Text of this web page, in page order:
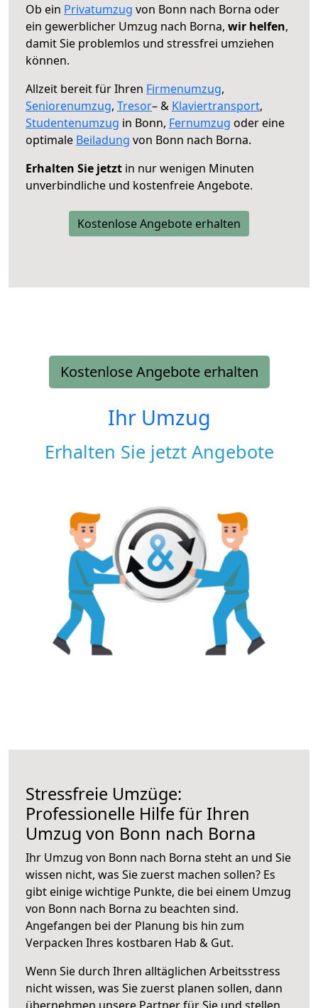
Ob ein Privatumzug von Bonn nach Borna oder
ein gewerblicher Umzug nach Borna, wir helfen,
damit Sie problemlos und stressfrei umziehen
können.
Allzeit bereit für Ihren Firmenumzug,
Seniorenumzug, Tresor– & Klaviertransport,
Studentenumzug in Bonn, Fernumzug oder eine
optimale Beiladung von Bonn nach Borna.
Erhalten Sie jetzt in nur wenigen Minuten
unverbindliche und kostenfreie Angebote.
Kostenlose Angebote erhalten
Kostenlose Angebote erhalten
Ihr Umzug
Erhalten Sie jetzt Angebote
Stressfreie Umzüge:
Professionelle Hilfe für Ihren
Umzug von Bonn nach Borna
Ihr Umzug von Bonn nach Borna steht an und Sie
wissen nicht, was Sie zuerst machen sollen? Es
gibt einige wichtige Punkte, die bei einem Umzug
von Bonn nach Borna zu beachten sind.
Angefangen bei der Planung bis hin zum
Verpacken Ihres kostbaren Hab & Gut.
Wenn Sie durch Ihren alltäglichen Arbeitsstress
nicht wissen, was Sie zuerst planen sollen, dann